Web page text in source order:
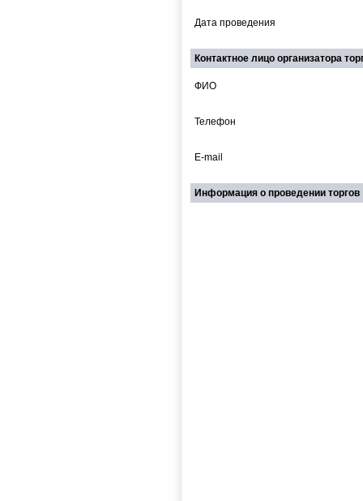
Дата проведения
Контактное лицо организатора
ФИО
Телефон
E-mail
Информация о проведении торгов